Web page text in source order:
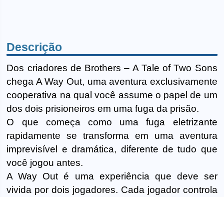
Descrição
Dos criadores de Brothers – A Tale of Two Sons
chega A Way Out, uma aventura exclusivamente
cooperativa na qual você assume o papel de um
dos dois prisioneiros em uma fuga da prisão.
O que começa como uma fuga eletrizante
rapidamente se transforma em uma aventura
imprevisível e dramática, diferente de tudo que
você jogou antes.
A Way Out é uma experiência que deve ser
vivida por dois jogadores. Cada jogador controla